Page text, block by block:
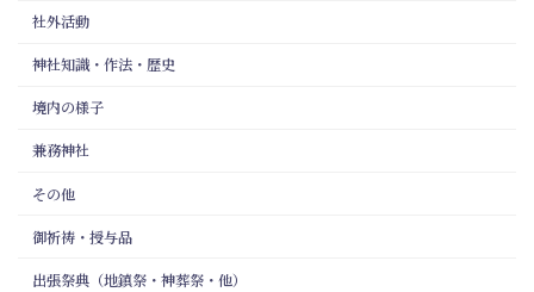
社外活動
神社知識・作法・歴史
境内の様子
兼務神社
その他
御祈祷・授与品
出張祭典（地鎮祭・神葬祭・他）